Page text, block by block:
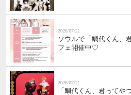
2026/07/21
ソウルで「鯛代くん、
フェ開催中♡
2026/07/21
「鯛代くん、君ってや